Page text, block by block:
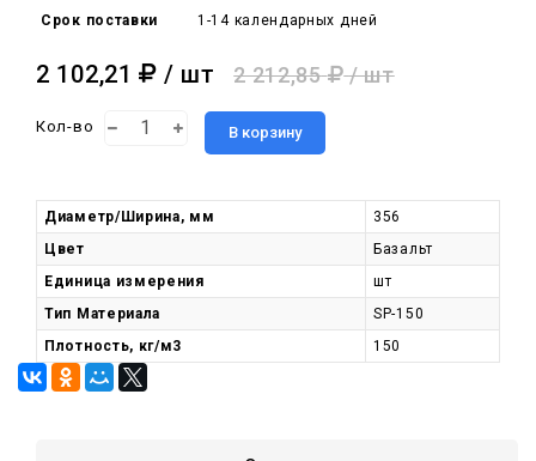
Срок поставки
1-14 календарных дней
2 102,21 / шт 2 212,85 / шт
Кол-во В корзину
Диаметр/Ширина, мм
356
Цвет
Базальт
Единица измерения
шт
Тип Материала
SP-150
Плотность, кг/м3
150